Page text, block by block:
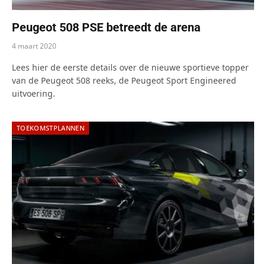
Peugeot 508 PSE betreedt de arena
4 maart 2020
Lees hier de eerste details over de nieuwe sportieve topper
van de Peugeot 508 reeks, de Peugeot Sport Engineered
uitvoering.
TOEKOMSTPLANNEN